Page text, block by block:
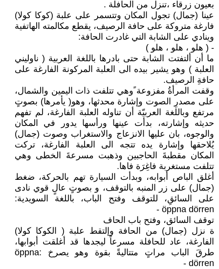
بعيون زرقاء ،تنزل من الحافلة .
عينا (جمال) تجول المكان وتتسمر على علبة (كوكا كولا)
فارغة متروكة على حافة الرصيف، يقطع مكالمته الهاتفية
وينادي على الشابة التي غادرت الحافة:
- ( هلو ، هلو ، هلو )
ما أن ألتفتت الشابة حتى بادرها باللغة العربية ( ناوليني
العلبة ) وهو يشير بيده الى العلبة المركونة الفارغة على
حافةِ الرصيف.
وقفت المرأةُ مفزوعة ًوهي تتلفت ذات اليمين والشمال،
على مصدرِ الصوت وإشارة محدثها، وهو( يأمرها) بصوتٍ
مرتفع وباللغة العربيّة أن تناوله العلبة الفارغة، لم تفهم
حديثه وإشارته، بدأت عينها ورأسها يدور في المكان
والوجوه، بان عليها الانزعاج والاستغراب وصوت (جمال)
يُلاحقها وإشارة يده تتجه الى العلبة الفارغة، تركت
المكان مقطبةَ الحاجبين وذهبت مسرعةَ الخطى وهي
تتلفت مستغربة فاغِرَة فاها.
أغلق الباص أبوابه، وبدأت السيارة تهم بالحركة، ضغط
(جمال) على زر المنبه بالتوقف، و بصوتٍ عالٍ قوي نادى
على السائقِ، للتوقف وفتح الباب، باللغة السويدية:
öppna dörren -
توقف السائق، وفتح باب الحاف
ة نزل (جمال) من الحافة وإلتقط علبة ( الكوكا كولا)
الفارغة، عاد للحافلة مسرعاً ليجدها قد أغلقت أبوابها،
طرقَ الباب مراتٍ متتاليةً بقوة وهو يصرخ :öppna
dörren -